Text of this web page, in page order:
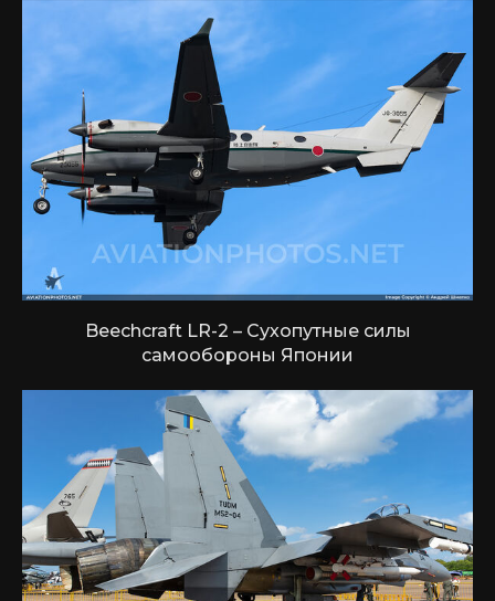
Beechcraft LR-2 – Сухопутные силы
самообороны Японии